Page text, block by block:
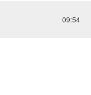
09:54